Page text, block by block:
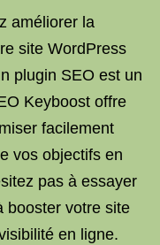
améliorer la
site WordPress
plugin SEO est un
Keyboost offre
facilement
vos objectifs en
pas à essayer
booster votre site
en ligne.